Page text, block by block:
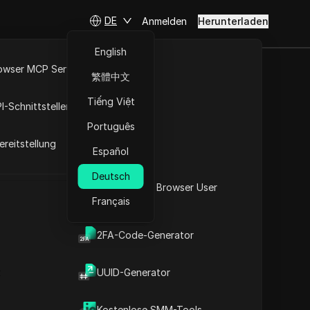
Was ist mein Browser User
Agent
2FA-Code-Generator
UUID-Generator
MCP Server
Schnittstellen
DE
English
繁體中文
Tiếng Việt
Português
Español
Deutsch
Français
Anmelden Herunterladen